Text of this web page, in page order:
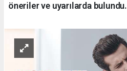
öneriler ve uyarılarda bulundu.